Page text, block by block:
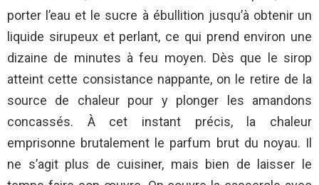
porter l’eau et le sucre à ébullition jusqu’à obtenir un
liquide sirupeux et perlant, ce qui prend environ une
dizaine de minutes à feu moyen. Dès que le sirop
atteint cette consistance nappante, on le retire de la
source de chaleur pour y plonger les amandons
concassés. À cet instant précis, la chaleur
emprisonne brutalement le parfum brut du noyau. Il
ne s’agit plus de cuisiner, mais bien de laisser le